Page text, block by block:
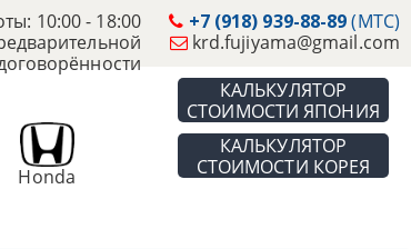
+7 (918) 939-88-89(МТС)
krd.fujiyama@gmail.com
10:00 - 18:00
КАЛЬКУЛЯТОР
СТОИМОСТИ ЯПОНИЯ
КАЛЬКУЛЯТОР
СТОИМОСТИ КОРЕЯ
Honda